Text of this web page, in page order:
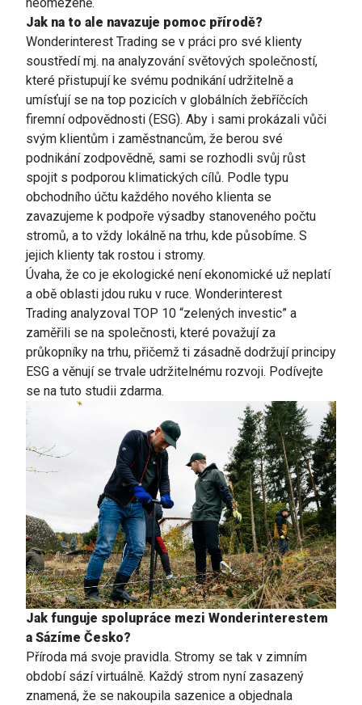
Jak na to ale navazuje pomoc přírodě?
Wonderinterest Trading se v práci pro své klienty
soustředí mj. na analyzování světových společností,
které přistupují ke svému podnikání udržitelně a
umísťují se na top pozicích v globálních žebříčcích
firemní odpovědnosti (ESG). Aby i sami prokázali vůči
svým klientům i zaměstnancům, že berou své
podnikání zodpovědně, sami se rozhodli svůj růst
spojit s podporou klimatických cílů. Podle typu
obchodního účtu každého nového klienta se
zavazujeme k podpoře výsadby stanoveného počtu
stromů, a to vždy lokálně na trhu, kde působíme. S
jejich klienty tak rostou i stromy.
Úvaha, že co je ekologické není ekonomické už neplatí
a obě oblasti jdou ruku v ruce. Wonderinterest
Trading analyzoval TOP 10 “zelených investic” a
zaměřili se na společnosti, které považují za
průkopníky na trhu, přičemž ti zásadně dodržují principy
ESG a věnují se trvale udržitelnému rozvoji. Podívejte
se na tuto studii zdarma.
Jak funguje spolupráce mezi Wonderinterestem
a Sázíme Česko?
Příroda má svoje pravidla. Stromy se tak v zimním
období sází virtuálně. Každý strom nyní zasazený
znamená, že se nakoupila sazenice a objednala